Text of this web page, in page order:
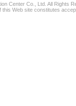
Center Co., Ltd. All Rights
this Web site constitutes